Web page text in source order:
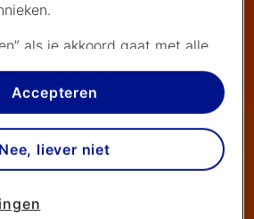
als je akkoord gaat met alle
“Nee, liever niet”, dan
strikt noodzakelijke cookies om
laten werken. Dat betekent
van personalisatie
Je kan je keuze altijd
Accepteren
Nee, liever niet